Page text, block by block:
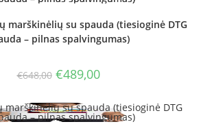
marškinėlių su spauda (tiesioginė DTG
– pilnas spalvingumas)
€648,00 Original
price
€648,00.
€489,00Current
price
€489,00.